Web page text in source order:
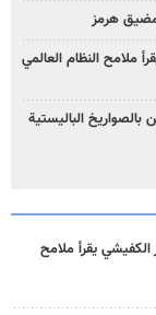
هرمز
ملامح النظام العالمي
الباليستية
يقرأ ملامح